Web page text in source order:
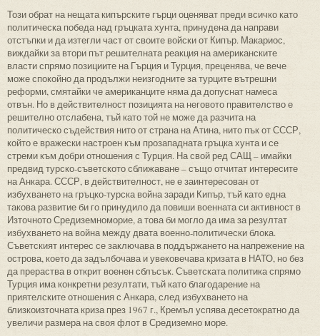
Този обрат на нещата кипърските гърци оценяват преди всичко като
политическа победа над гръцката хунта, принудена да направи
отстъпки и да изтегли част от своите войски от Кипър. Макариос,
виждайки за втори път решителната реакция на американските
власти спрямо позициите на Гърция и Турция, преценява, че вече
може спокойно да продължи неизгодните за турците вътрешни
реформи, смятайки че американците няма да допуснат намеса
отвън. Но в действителност позицията на неговото правителство е
решително отслабена, тъй като той не може да разчита на
политическо съдействия нито от страна на Атина, нито пък от СССР,
който е вражески настроен към прозападната гръцка хунта и се
стреми към добри отношения с Турция. На свой ред САЩ – имайки
предвид турско-съветското сближаване – също отчитат интересите
на Анкара. СССР, в действителност, не е заинтересован от
избухването на гръцко-турска война заради Кипър, тъй като една
такова развитие би го принудило да повиши военната си активност в
Източното Средиземноморие, а това би могло да има за резултат
избухването на война между двата военно-политически блока.
Съветският интерес се заключава в поддържането на напрежение на
острова, което да задълбочава и увековечава кризата в НАТО, но без
да прераства в открит военен сблъсък. Съветската политика спрямо
Турция има конкретни резултати, тъй като благодарение на
приятелските отношения с Анкара, след избухването на
близкоизточната криза през 1967 г., Кремъл успява десетократно да
увеличи размера на своя флот в Средиземно море.